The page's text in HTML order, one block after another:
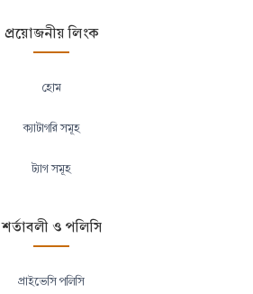
প্রয়োজনীয় লিংক
হোম
ক্যাটাগরি সমূহ
ট্যাগ সমূহ
শর্তাবলী ও পলিসি
প্রাইভেসি পলিসি